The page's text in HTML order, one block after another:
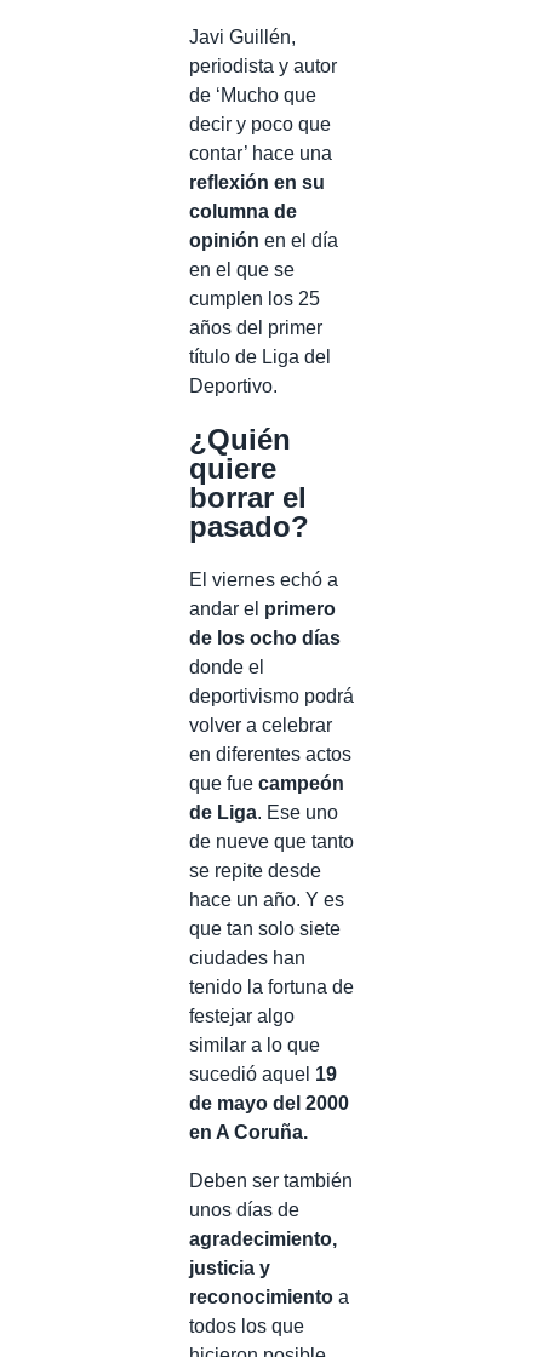
Javi Guillén,
periodista y autor
de ‘Mucho que
decir y poco que
contar’ hace una
reflexión en su
columna de
opinión en el día
en el que se
cumplen los 25
años del primer
título de Liga del
Deportivo.
¿Quién
quiere
borrar el
pasado?
El viernes echó a
andar el primero
de los ocho días
donde el
deportivismo podrá
volver a celebrar
en diferentes actos
que fue campeón
de Liga. Ese uno
de nueve que tanto
se repite desde
hace un año. Y es
que tan solo siete
ciudades han
tenido la fortuna de
festejar algo
similar a lo que
sucedió aquel 19
de mayo del 2000
en A Coruña.
Deben ser también
unos días de
agradecimiento,
justicia y
reconocimiento a
todos los que